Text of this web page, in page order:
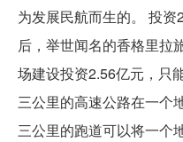
为发展民航而生的。 投
后，举世闻名的香格里拉
场建设投资2.56亿元，只
三公里的高速公路在一个
三公里的跑道可以将一个